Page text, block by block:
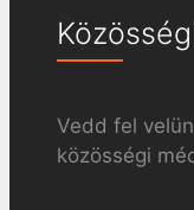
Vedd fel
közösségi